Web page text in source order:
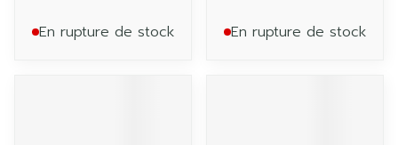
En rupture de stock En rupture de stock